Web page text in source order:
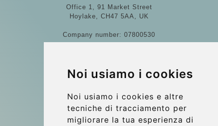
Noi usiamo i cookies
Noi usiamo i cookies e altre
tecniche di tracciamento per
migliorare la tua esperienza di
Office 1, 91 Market Street
Hoylake, CH47 5AA, UK
Company number: 07800530
More
Punti di Incontro